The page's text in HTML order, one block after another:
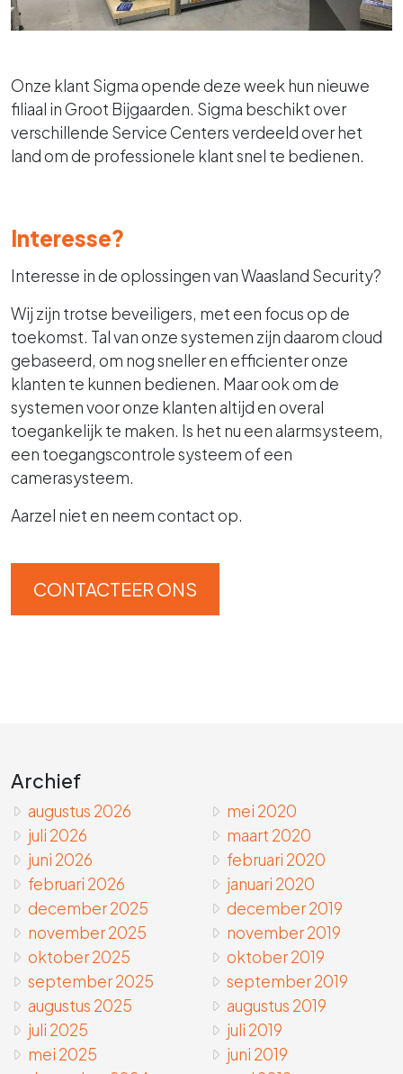
Onze klant Sigma opende deze week hun nieuwe
filiaal in Groot Bijgaarden. Sigma beschikt over
verschillende Service Centers verdeeld over het
land om de professionele klant snel te bedienen.
Interesse?
Interesse in de oplossingen van Waasland Security?
Wij zijn trotse beveiligers, met een focus op de
toekomst. Tal van onze systemen zijn daarom cloud
gebaseerd, om nog sneller en efficienter onze
klanten te kunnen bedienen. Maar ook om de
systemen voor onze klanten altijd en overal
toegankelijk te maken. Is het nu een alarmsysteem,
een toegangscontrole systeem of een
camerasysteem.
Aarzel niet en neem contact op.
CONTACTEER ONS
Archief
augustus 2026
juli 2026
juni 2026
februari 2026
december 2025
november 2025
oktober 2025
september 2025
augustus 2025
juli 2025
mei 2025
mei 2020
maart 2020
februari 2020
januari 2020
december 2019
november 2019
oktober 2019
september 2019
augustus 2019
juli 2019
juni 2019